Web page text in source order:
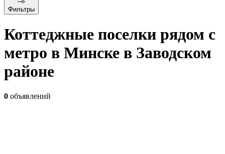
Фильтры
Коттеджные поселки рядом с
метро в Минске в Заводском
районе
0 объявлений